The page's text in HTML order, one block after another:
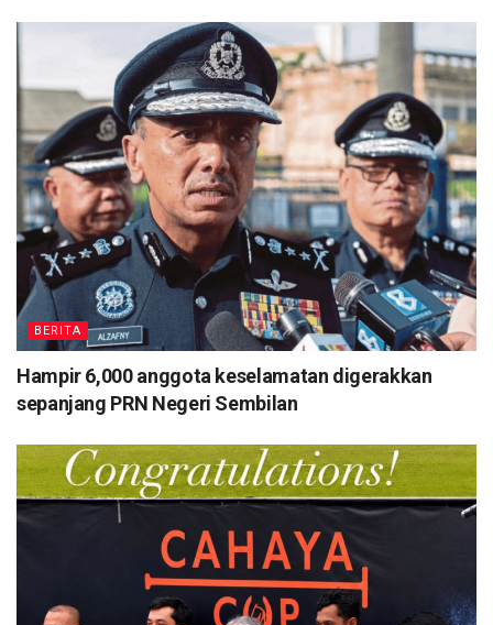
BERITA
Hampir 6,000 anggota keselamatan digerakkan
sepanjang PRN Negeri Sembilan